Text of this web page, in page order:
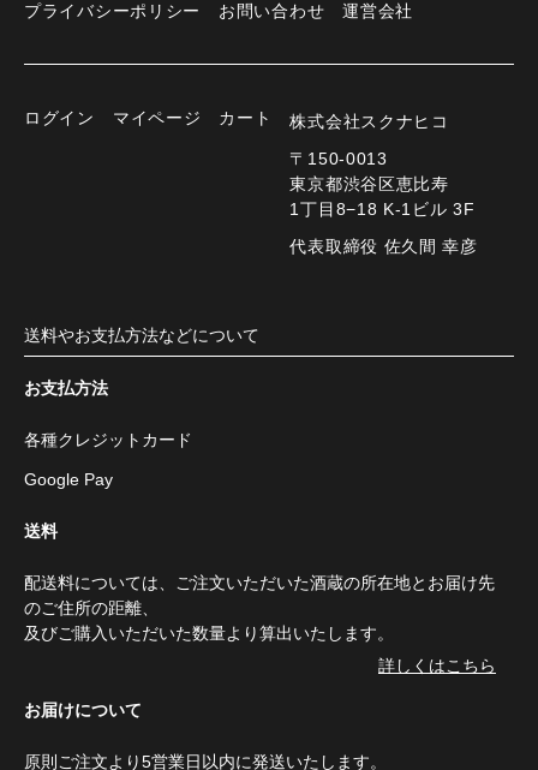
プライバシーポリシー お問い合わせ 運営会社
ログイン マイページ カート
株式会社スクナヒコ
〒150-0013
東京都渋谷区恵比寿
1丁目8−18 K-1ビル 3F
代表取締役 佐久間 幸彦
送料やお支払方法などについて
お支払方法
各種クレジットカード
Google Pay
送料
配送料については、ご注文いただいた酒蔵の所在地とお届け先
のご住所の距離、
及びご購入いただいた数量より算出いたします。
詳しくはこちら
お届けについて
原則ご注文より5営業日以内に発送いたします。